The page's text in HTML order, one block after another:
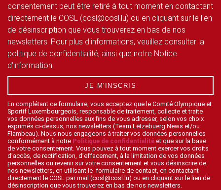
consentement peut être retiré à tout moment en contactant
directement le COSL (cosl@cosl.lu) ou en cliquant sur le lien
de désinscription que vous trouverez en bas de nos
newsletters. Pour plus d'informations, veuillez consulter la
politique de confidentialité, ainsi que notre Notice
d'information.
JE M'INSCRIS
En complétant ce formulaire, vous acceptez que le Comité Olympique et
Sportif Luxembourgeois, responsable de traitement, collecte et traite
vos données personnelles aux fins de vous adresser, selon vos choix
exprimés ci-dessus, nos newsletters (Team Lëtzebuerg News et/ou
Flambeau). Nous nous engageons à traiter vos données personnelles
conformément à notre Politique de confidentialité et que sur la base
de votre consentement. Vous pouvez à tout moment exercer vos droits
d’accès, de rectification, d’effacement, à la limitation de vos données
personnelles ou revenir sur votre consentement et vous désinscrire de
nos newsletters, en utilisant le formulaire de contact, en contactant
directement le COSL par mail (cosl@cosl.lu) ou en cliquant sur le lien de
désinscription que vous trouverez en bas de nos newsletters.